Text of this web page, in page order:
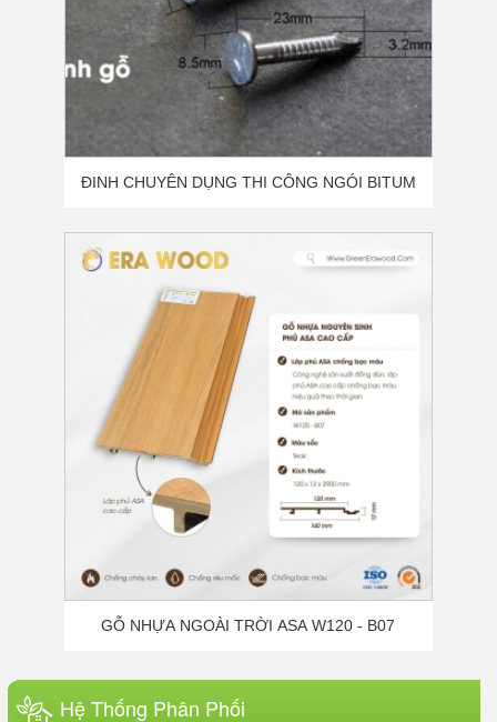
ĐINH CHUYÊN DỤNG THI CÔNG NGÓI BITUM
PHỦ ĐÁ
GỖ NHỰA NGOÀI TRỜI ASA W120 - B07
Hệ Thống Phân Phối
Gỗ Nhựa Phủ ASA Là Gì? Cấu Tạo,
Ưu Điểm Và Lý Do Trở Thành Xu
Hướng Vật Liệu Ngoài Trời Cao Cấp